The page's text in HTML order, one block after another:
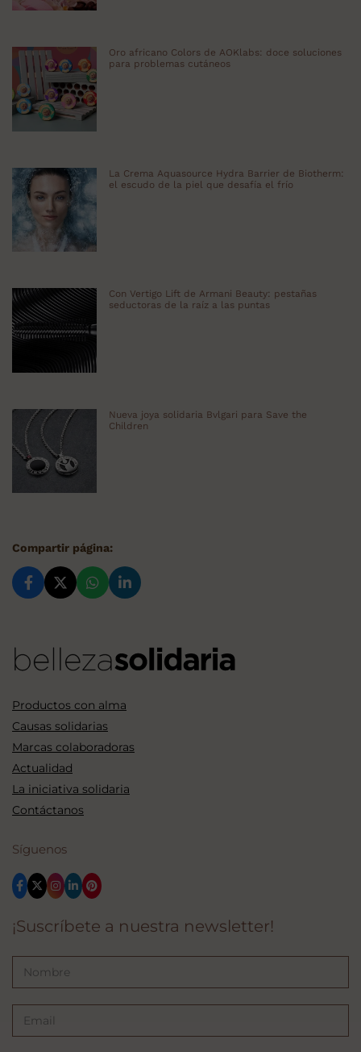
Oro africano Colors de AOKlabs: doce soluciones
para problemas cutáneos
La Crema Aquasource Hydra Barrier de Biotherm:
el escudo de la piel que desafía el frío
Con Vertigo Lift de Armani Beauty: pestañas
seductoras de la raíz a las puntas
Nueva joya solidaria Bvlgari para Save the
Children
Compartir página:
Productos con alma
Causas solidarias
Marcas colaboradoras
Actualidad
La iniciativa solidaria
Contáctanos
Síguenos
¡Suscríbete a nuestra newsletter!